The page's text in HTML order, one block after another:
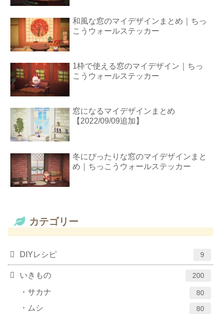
和風な窓のマイデザインまとめ｜ちっ
こうウォールステッカー
1枠で使える窓のマイデザイン｜ちっ
こうウォールステッカー
窓になるマイデザインまとめ
【2022/09/09追加】
冬にぴったりな窓のマイデザインまと
め｜ちっこうウォールステッカー
カテゴリー
DIYレシピ 9
いきもの 200
サカナ 80
ムシ 80